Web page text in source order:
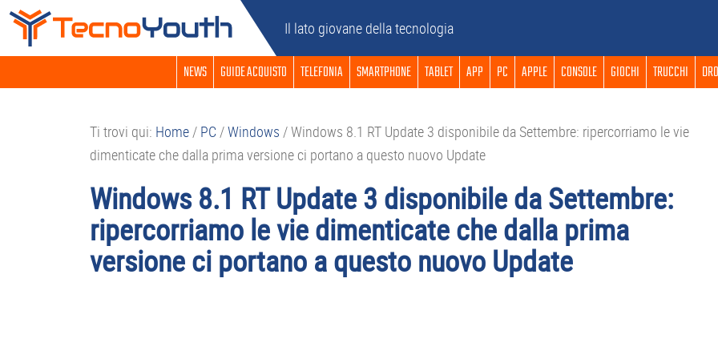
Passa
navigazione
Passa
contenuto
Passa
barra
Passa
piè
Il lato giovane della tecnologia
NEWS GUIDE ACQUISTO TELEFONIA SMARTPHONE TABLET APP PC APPLE CONSOLE GIOCHI TRUCCHI
Ti trovi qui: Home/ PC/Windows /Windows 8.1 RT Update 3 disponibile da Settembre: ripercorriamo le vie
dimenticate che dalla prima versione ci portano a questo nuovo Update
Windows 8.1 RT Update 3 disponibile da Settembre:
ripercorriamo le vie dimenticate che dalla prima
versione ci portano a questo nuovo Update